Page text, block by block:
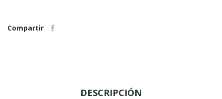
Compartir
DESCRIPCIÓN